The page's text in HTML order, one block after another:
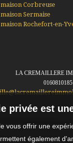
maison Corbreuse
Sermaise
maison Rochefort-en-
LA CREMAILLERE
0160810185
privée est
vous offrir une
également